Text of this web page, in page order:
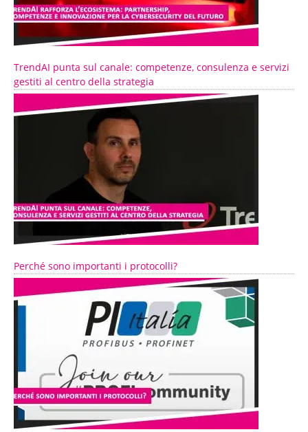
TrendAI punta sul canale: competenze, consulenza e servizi
gestiti al centro della strategia
Perché sono importanti i protocolli?